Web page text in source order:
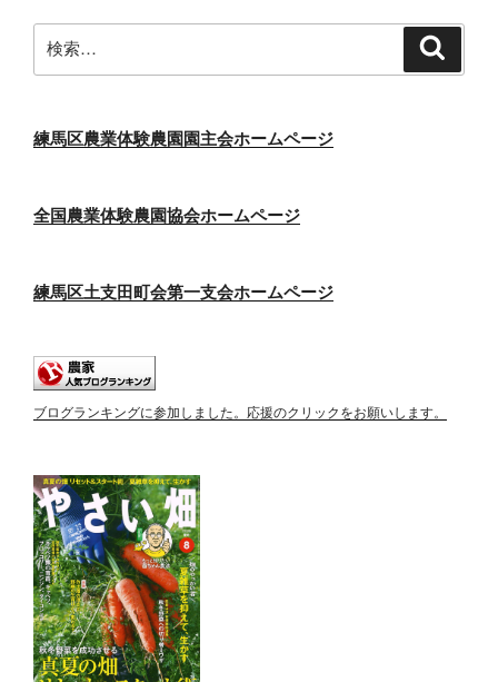
ー
ジ
り
ジ
索:
練馬区農業体験農園園主会ホームページ
全国農業体験農園協会ホームページ
練馬区土支田町会第一支会ホームページ
ブログランキングに参加しました。応援のクリックをお願いします。